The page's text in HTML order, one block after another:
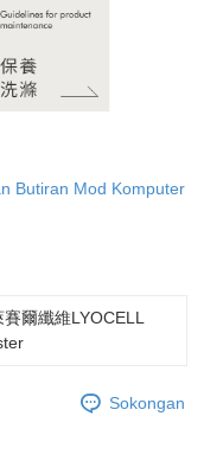
Butiran Mod Komputer
爾纖維LYOCELL
Sokongan